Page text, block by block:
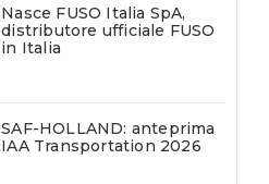
Nasce FUSO Italia SpA,
distributore ufficiale FUSO
in Italia
SAF-HOLLAND: anteprima
IAA Transportation 2026